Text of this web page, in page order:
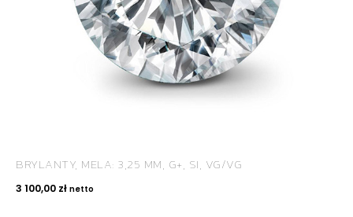
BRYLANTY, MELA: 3,25 MM, G+, SI, VG/VG
3 100,00 zł netto